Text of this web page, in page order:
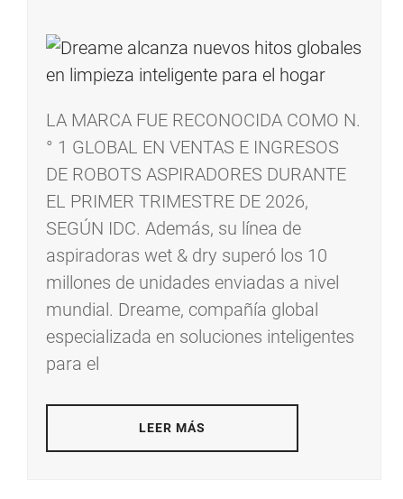
LA MARCA FUE RECONOCIDA COMO N.
° 1 GLOBAL EN VENTAS E INGRESOS
DE ROBOTS ASPIRADORES DURANTE
EL PRIMER TRIMESTRE DE 2026,
SEGÚN IDC. Además, su línea de
aspiradoras wet & dry superó los 10
millones de unidades enviadas a nivel
mundial. Dreame, compañía global
especializada en soluciones inteligentes
para el
LEER MÁS